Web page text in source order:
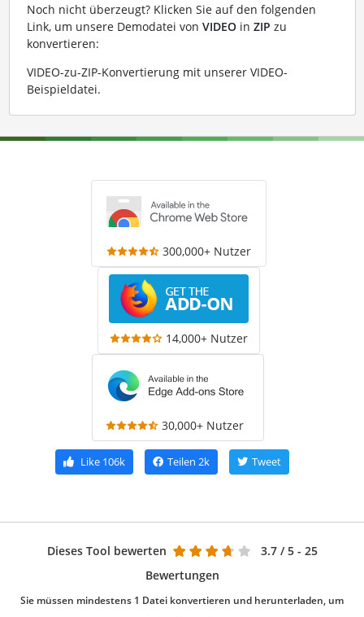
Noch nicht überzeugt? Klicken Sie auf den folgenden
Link, um unsere Demodatei von VIDEOin ZIP zu
konvertieren:
VIDEO-zu-ZIP-Konvertierung mit unserer VIDEO-
Beispieldatei.
300,000+ Nutzer
14,000+ Nutzer
30,000+ Nutzer
Like 106k Teilen 2k Tweet
Dieses Tool bewerten 3.7 / 5 - 25
Bewertungen
Sie müssen mindestens 1 Datei konvertieren und herunterladen, um